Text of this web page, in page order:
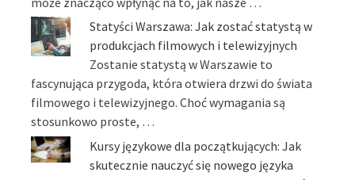
Statyści Warszawa: Jak zostać statystą w
produkcjach filmowych i telewizyjnych
Zostanie statystą w Warszawie to
fascynująca przygoda, która otwiera drzwi do świata
filmowego i telewizyjnego. Choć wymagania są
stosunkowo proste, …
Kursy językowe dla początkujących: Jak
skutecznie nauczyć się nowego języka